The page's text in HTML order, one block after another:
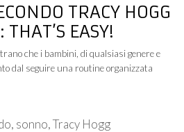
TRACY HOGG
EASY!
che i bambini, di qualsiasi genere e
dal seguire una routine organizzata
, sonno,Tracy Hogg